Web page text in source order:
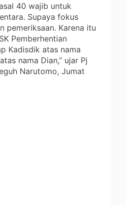
40 wajib untuk
Supaya fokus
pemeriksaan. Karena itu
Pemberhentian
Kadisdik atas nama
nama Dian,” ujar Pj
Narutomo, Jumat